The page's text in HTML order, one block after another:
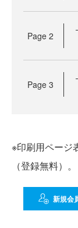
Page 2
Page 3
※印刷用ページ
（登録無料）。
新規会